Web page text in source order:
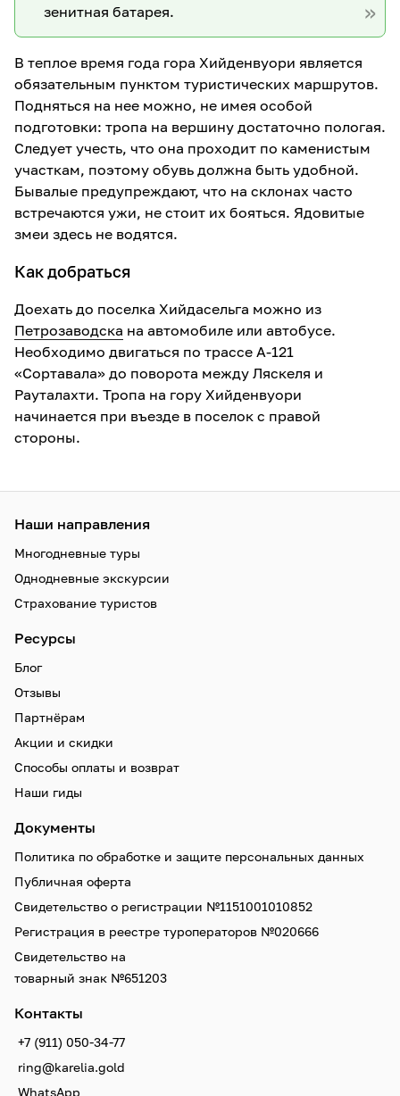
зенитная батарея.
В теплое время года гора Хийденвуори является
обязательным пунктом туристических маршрутов.
Подняться на нее можно, не имея особой
подготовки: тропа на вершину достаточно пологая.
Следует учесть, что она проходит по каменистым
участкам, поэтому обувь должна быть удобной.
Бывалые предупреждают, что на склонах часто
встречаются ужи, не стоит их бояться. Ядовитые
змеи здесь не водятся.
Как добраться
Доехать до поселка Хийдасельга можно из
Петрозаводска на автомобиле или автобусе.
Необходимо двигаться по трассе А-121
«Сортавала» до поворота между Ляскеля и
Рауталахти. Тропа на гору Хийденвуори
начинается при въезде в поселок с правой
стороны.
Наши направления
Многодневные туры
Однодневные экскурсии
Страхование туристов
Ресурсы
Блог
Отзывы
Партнёрам
Акции и скидки
Способы оплаты и возврат
Наши гиды
Документы
Политика по обработке и защите персональных данных
Публичная оферта
Свидетельство о регистрации №1151001010852
Регистрация в реестре туроператоров №020666
Свидетельство на
товарный знак №651203
Контакты
+7 (911) 050-34-77
ring@karelia.gold
WhatsApp